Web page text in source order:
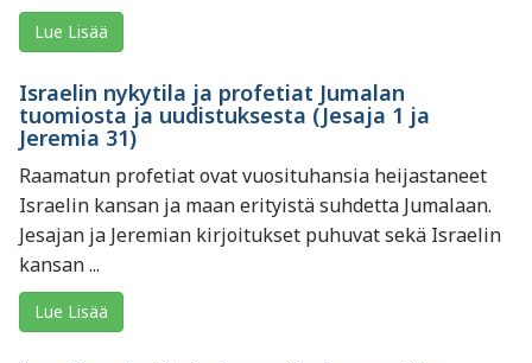
Lue Lisää
Israelin nykytila ja profetiat Jumalan
tuomiosta ja uudistuksesta (Jesaja 1 ja
Jeremia 31)
Raamatun profetiat ovat vuosituhansia heijastaneet
Israelin kansan ja maan erityistä suhdetta Jumalaan.
Jesajan ja Jeremian kirjoitukset puhuvat sekä Israelin
kansan ...
Lue Lisää